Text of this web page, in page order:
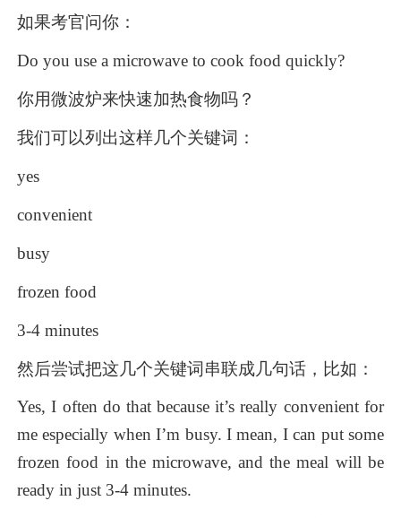
如果考官问你：
Do you use a microwave to cook food quickly?
你用微波炉来快速加热食物吗？
我们可以列出这样几个关键词：
yes
convenient
busy
frozen food
3-4 minutes
然后尝试把这几个关键词串联成几句话，比如：
Yes, I often do that because it’s really convenient for
me especially when I’m busy. I mean, I can put some
frozen food in the microwave, and the meal will be
ready in just 3-4 minutes.